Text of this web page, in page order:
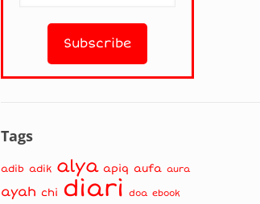
Tags
adib adik alya apiq aufa aura
ayah chi diari doa ebook